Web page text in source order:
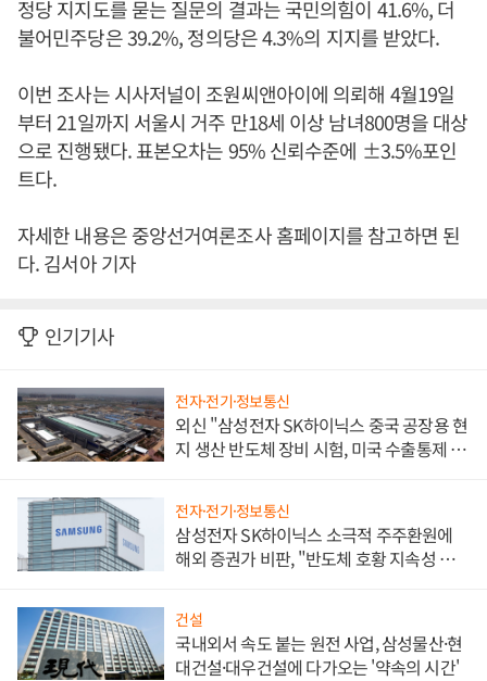
정당 지지도를 묻는 질문의 결과는 국민의힘이 41.6%, 더
불어민주당은 39.2%, 정의당은 4.3%의 지지를 받았다.
이번 조사는 시사저널이 조원씨앤아이에 의뢰해 4월19일
부터 21일까지 서울시 거주 만18세 이상 남녀800명을 대상
으로 진행됐다. 표본오차는 95% 신뢰수준에 ±3.5%포인
트다.
자세한 내용은 중앙선거여론조사 홈페이지를 참고하면 된
다. 김서아 기자
인기기사
전자·전기·정보통신
외신 "삼성전자 SK하이닉스 중국 공장용 현
지 생산 반도체 장비 시험, 미국 수출통제 대
전자·전기·정보통신
삼성전자 SK하이닉스 소극적 주주환원에
해외 증권가 비판, "반도체 호황 지속성 의
건설
국내외서 속도 붙는 원전 사업, 삼성물산·현
대건설·대우건설에 다가오는 '약속의 시간'